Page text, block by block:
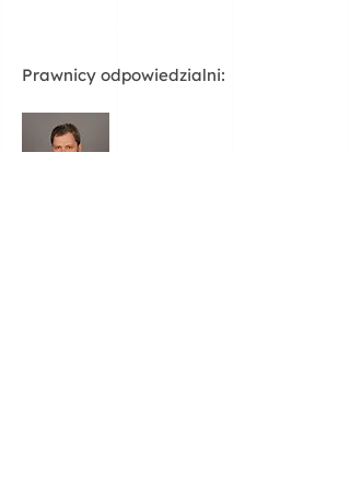
Prawnicy odpowiedzialni: